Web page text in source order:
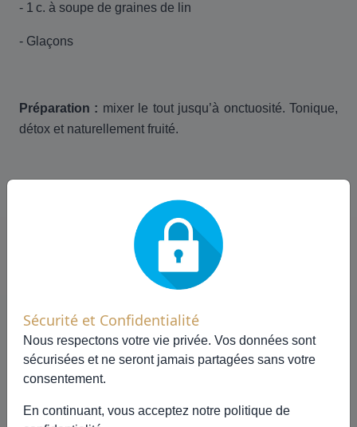
Sécurité et Confidentialité
Nous respectons votre vie privée. Vos données sont
sécurisées et ne seront jamais partagées sans votre
consentement.
En continuant, vous acceptez notre politique de
- 1 c. à soupe de graines de lin
- Glaçons
Préparation : mixer le tout jusqu’à onctuosité. Tonique,
détox et naturellement fruité.
🍰 Autres recettes à découvrir